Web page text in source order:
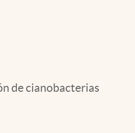
de cianobacterias